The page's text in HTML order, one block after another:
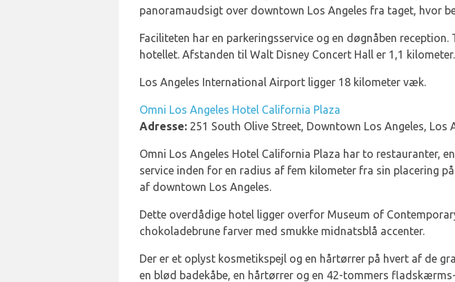
panoramaudsigt over downtown Los Angeles fra taget, hvor
Faciliteten har en parkeringsservice og en døgnåben
hotellet. Afstanden til Walt Disney Concert Hall er 1,1 kilometer.
Los Angeles International Airport ligger 18 kilometer væk.
Omni Los Angeles Hotel California Plaza
Adresse: 251 South Olive Street, Downtown Los Angeles, Los
Omni Los Angeles Hotel California Plaza har to restauranter,
service inden for en radius af fem kilometer fra sin placering
af downtown Los Angeles.
Dette overdådige hotel ligger overfor Museum of
chokoladebrune farver med smukke midnatsblå accenter.
Der er et oplyst kosmetikspejl og en hårtørrer på hvert af de
en blød badekåbe, en hårtørrer og en 42-tommers